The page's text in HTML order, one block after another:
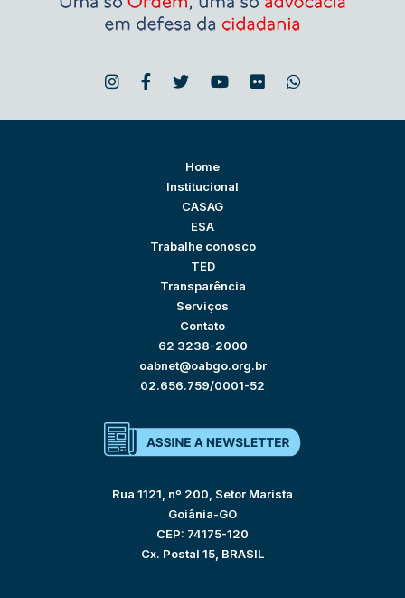
Home
Institucional
CASAG
ESA
Trabalhe conosco
TED
Transparência
Serviços
Contato
62 3238-2000
oabnet@oabgo.org.br
02.656.759/0001-52
Rua 1121, nº 200, Setor Marista
Goiânia-GO
CEP: 74175-120
Cx. Postal 15, BRASIL